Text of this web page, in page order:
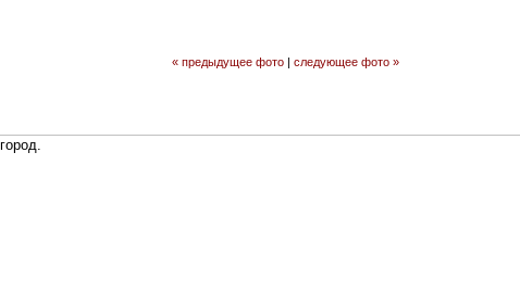
« предыдущее фото | следующее фото »